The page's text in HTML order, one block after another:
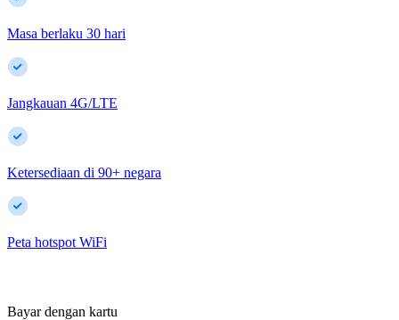
Masa berlaku 30 hari
Jangkauan 4G/LTE
Ketersediaan di 90+ negara
Peta hotspot WiFi
Bayar dengan kartu